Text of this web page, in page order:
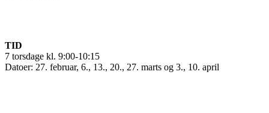
TID
7 torsdage kl. 9:00-10:15
Datoer: 27. februar, 6., 13., 20., 27. marts og 3., 10. april